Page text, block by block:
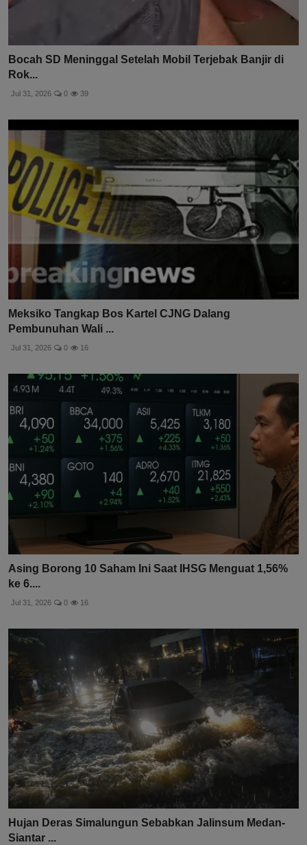
Bocah SD Meninggal Setelah Mobil Terjebak Banjir di
Rok...
Jul 31, 2026 0 39
Meksiko Tangkap Bos Kartel CJNG Dalang
Pembunuhan Wali ...
Jul 31, 2026 0 16
Asing Borong 10 Saham Ini Saat IHSG Menguat 1,56%
ke 6....
Jul 31, 2026 0 16
Hujan Deras Simalungun Sebabkan Jalinsum Medan-
Siantar ...